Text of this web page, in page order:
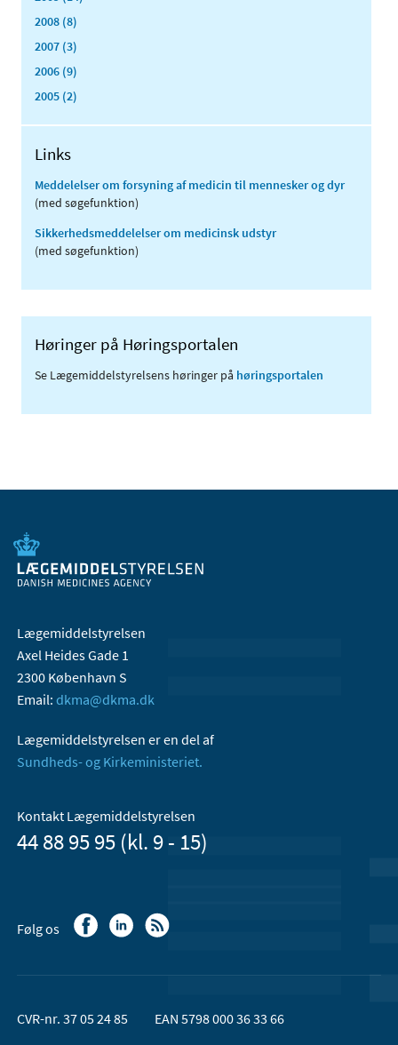
2008 (8)
2007 (3)
2006 (9)
2005 (2)
Links
Meddelelser om forsyning af medicin til mennesker og dyr
(med søgefunktion)
Sikkerhedsmeddelelser om medicinsk udstyr
(med søgefunktion)
Høringer på Høringsportalen
Se Lægemiddelstyrelsens høringer på høringsportalen
Lægemiddelstyrelsen
Axel Heides Gade 1
2300 København S
Email: dkma@dkma.dk
Lægemiddelstyrelsen er en del af
Sundheds- og Kirkeministeriet.
Kontakt Lægemiddelstyrelsen
44 88 95 95 (kl. 9 - 15)
Følg os
CVR-nr. 37 05 24 85 EAN 5798 000 36 33 66